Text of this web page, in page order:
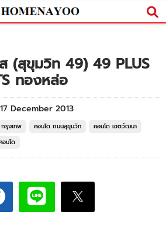
(สุขุมวิท 49) 49 PLUS
ทองหล่อ
December 2013
รุงเทพ คอนโด ถนนสุขุมวิท
คอนโด เขตวัฒนา
อนโด